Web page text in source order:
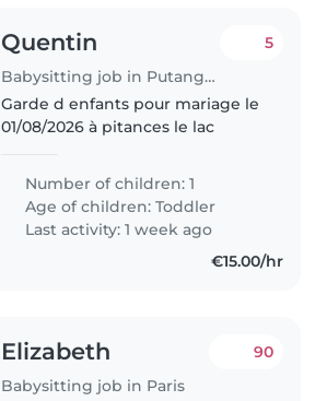
Quentin
Babysitting job in Putanges-le-Lac
5
Garde d enfants pour mariage le
01/08/2026 à pitances le lac
Number of children: 1
Age of children:Toddler
Last activity: 1 week ago
€15.00/hr
Elizabeth
Babysitting job in Paris
90